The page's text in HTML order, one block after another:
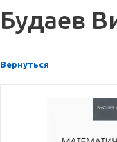
Будаев
Вернуться